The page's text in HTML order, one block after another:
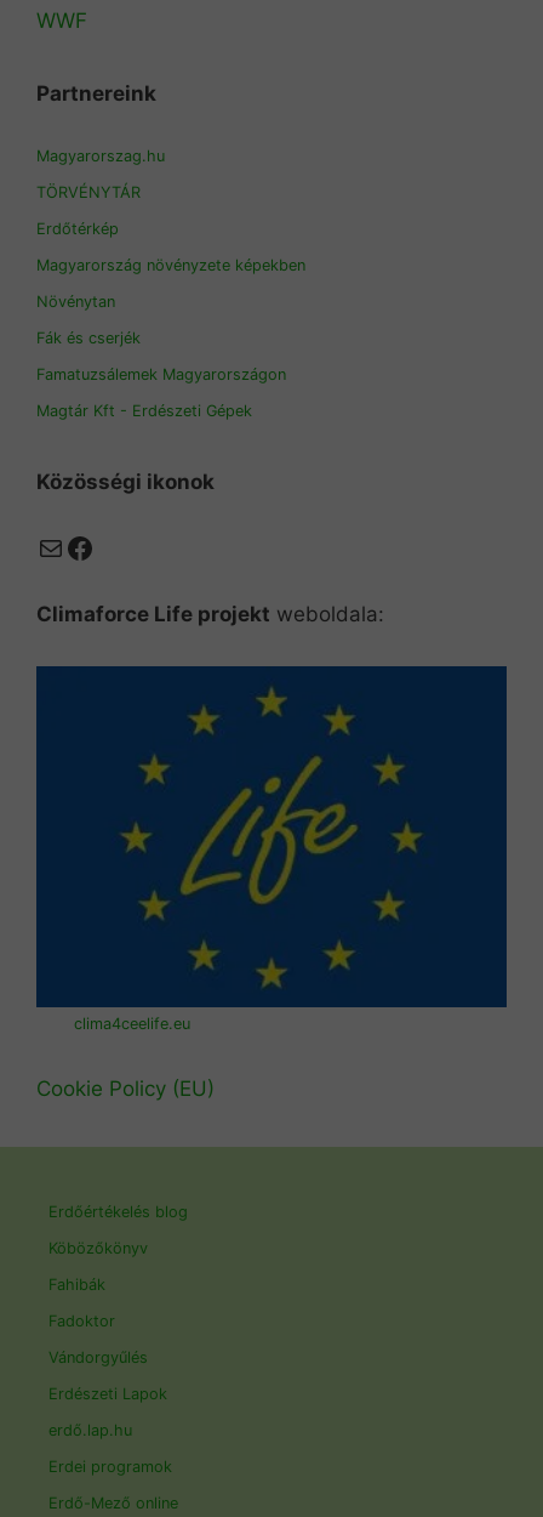
WWF
Partnereink
Magyarorszag.hu
TÖRVÉNYTÁR
Erdőtérkép
Magyarország növényzete képekben
Növénytan
Fák és cserjék
Famatuzsálemek Magyarországon
Magtár Kft - Erdészeti Gépek
Közösségi ikonok
MailFacebook
Climaforce Life projekt weboldala:
clima4ceelife.eu
Cookie Policy (EU)
Erdőértékelés blog
Köbözőkönyv
Fahibák
Fadoktor
Vándorgyűlés
Erdészeti Lapok
erdő.lap.hu
Erdei programok
Erdő-Mező online